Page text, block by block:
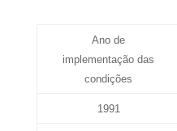
Ano de
implementação das
condições
1991